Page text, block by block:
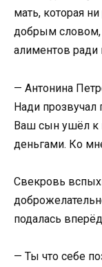
мать, которая
добрым словом,
алиментов
— Антонина
Нади прозвучал
Ваш сын ушёл к
деньгами. Ко
Свекровь
подалась
— Ты что себе